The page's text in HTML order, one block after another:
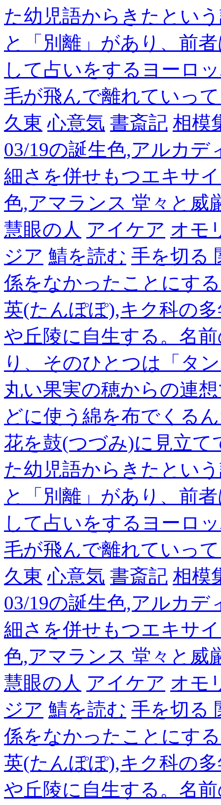
た幼児語からきたとい
と「別離」があり、前
して占いをするヨーロ
毛が飛んで離れていっ
久東 心意気 書斎記 相模
03/19の誕生色,アルカ
細さを併せもつエキサ
色,アマランス 堂々と威
慧眼の人 アイケア オモ
ジア 鯖を読む 手を切る
係をなかったことにす
英(たんぽぽ),キク科の
や丘陵に自生する。名
り、そのひとつは「タ
丸い果実の穂からの連
どに使う綿を布でくる
花を鼓(つづみ)に見立
た幼児語からきたとい
と「別離」があり、前
して占いをするヨーロ
毛が飛んで離れていっ
久東 心意気 書斎記 相模
03/19の誕生色,アルカ
細さを併せもつエキサ
色,アマランス 堂々と威
慧眼の人 アイケア オモ
ジア 鯖を読む 手を切る
係をなかったことにす
英(たんぽぽ),キク科の
や丘陵に自生する。名